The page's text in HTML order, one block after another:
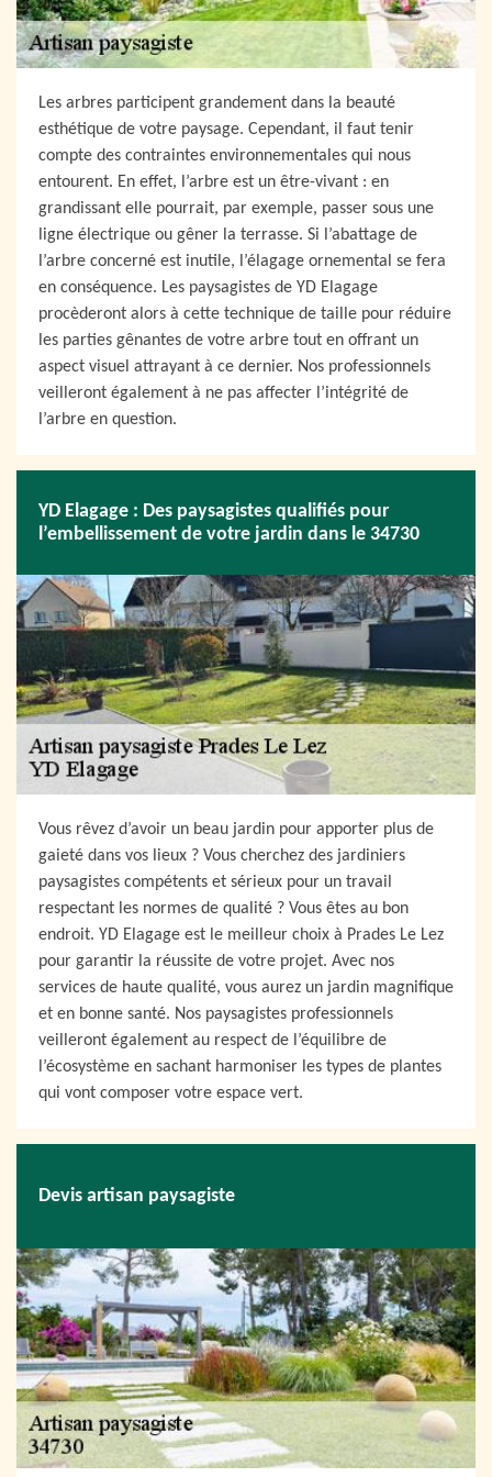
Les arbres participent grandement dans la beauté
esthétique de votre paysage. Cependant, il faut tenir
compte des contraintes environnementales qui nous
entourent. En effet, l’arbre est un être-vivant : en
grandissant elle pourrait, par exemple, passer sous une
ligne électrique ou gêner la terrasse. Si l’abattage de
l’arbre concerné est inutile, l’élagage ornemental se fera
en conséquence. Les paysagistes de YD Elagage
procèderont alors à cette technique de taille pour réduire
les parties gênantes de votre arbre tout en offrant un
aspect visuel attrayant à ce dernier. Nos professionnels
veilleront également à ne pas affecter l’intégrité de
l’arbre en question.
YD Elagage : Des paysagistes qualifiés pour
l’embellissement de votre jardin dans le 34730
Vous rêvez d’avoir un beau jardin pour apporter plus de
gaieté dans vos lieux ? Vous cherchez des jardiniers
paysagistes compétents et sérieux pour un travail
respectant les normes de qualité ? Vous êtes au bon
endroit. YD Elagage est le meilleur choix à Prades Le Lez
pour garantir la réussite de votre projet. Avec nos
services de haute qualité, vous aurez un jardin magnifique
et en bonne santé. Nos paysagistes professionnels
veilleront également au respect de l’équilibre de
l’écosystème en sachant harmoniser les types de plantes
qui vont composer votre espace vert.
Devis artisan paysagiste